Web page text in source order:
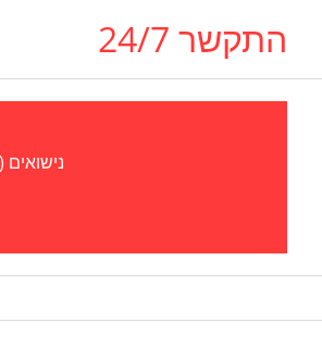
התקשר 24/7
נישואים (חתונה) בחו"ל החל מ-300 אירו